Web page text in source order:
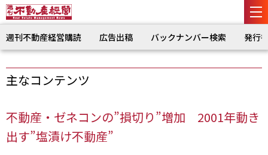
週刊不動産経営購読 広告出稿 バックナンバー検索 発行
主なコンテンツ
不動産・ゼネコンの”損切り”増加 2001年動き
出す”塩漬け不動産”